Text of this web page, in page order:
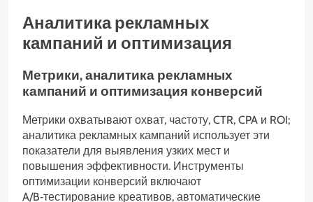
Аналитика рекламных
кампаний и оптимизация
Метрики, аналитика рекламных
кампаний и оптимизация конверсий
Метрики охватывают охват, частоту, CTR, CPA и ROI;
аналитика рекламных кампаний использует эти
показатели для выявления узких мест и
повышения эффективности. Инструменты
оптимизации конверсий включают
A/B‑тестирование креативов, автоматические